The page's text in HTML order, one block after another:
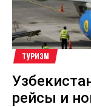
ТУРИЗМ
рейсы и